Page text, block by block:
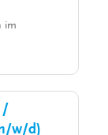
im
/
w/d)